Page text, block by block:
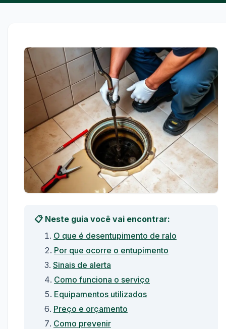
📋 Neste guia você vai encontrar:
O que é desentupimento de ralo
Por que ocorre o entupimento
Sinais de alerta
Como funciona o serviço
Equipamentos utilizados
Preço e orçamento
Como prevenir